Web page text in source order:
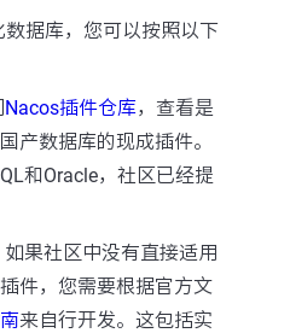
据库，您可以按照以下
Nacos插件仓库，查看是
产数据库的现成插件。
和Oracle，社区已经提
如果社区中没有直接适用
件，您需要根据官方文
来自行开发。这包括实